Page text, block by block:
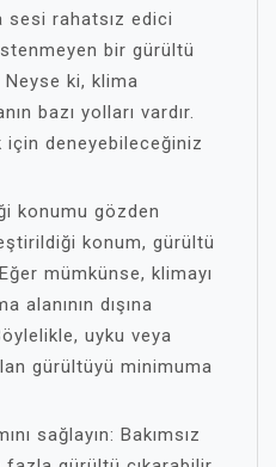
sesi rahatsız edici
bir gürültü
Neyse ki, klima
bazı yolları vardır.
deneyebileceğiniz
konumu gözden
konum, gürültü
mümkünse, klimayı
alanının dışına
uyku veya
gürültüyü minimuma
sağlayın: Bakımsız